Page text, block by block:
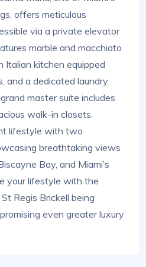
offers meticulous
via a private elevator
marble and macchiato
Italian kitchen equipped
and a dedicated laundry
master suite includes
walk-in closets.
lifestyle with two
breathtaking views
Bay, and Miami’s
your lifestyle with the
Regis Brickell being
even greater luxury